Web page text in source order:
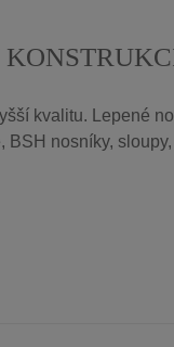
kvalitu. Lepené
nosníky,